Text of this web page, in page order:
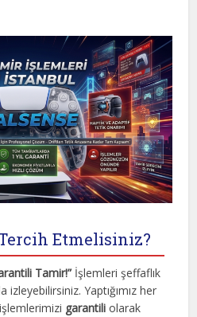
Etmelisiniz?
Tamir!” İşlemleri şeffaflık
izleyebilirsiniz. Yaptığımız her
garantiliolarak